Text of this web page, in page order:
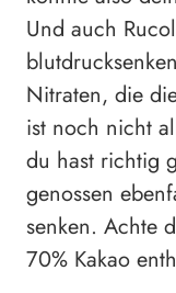
Und auch
Nitraten, die
ist noch nicht
du hast richtig
genossen
senken. Achte
70% Kakao